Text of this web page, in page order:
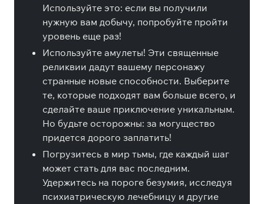
Используйте это: если вы получили
нужную вам добычу, попробуйте пройти
уровень еще раз!
Используйте амулеты! Эти священные
реликвии дадут вашему персонажу
странные новые способности. Выберите
те, которые подходят вам больше всего, и
сделайте ваше приключение уникальным.
Но будьте осторожны: за могущество
придется дорого заплатить!
Погрузитесь в мир тьмы, где каждый шаг
может стать для вас последним.
Удержитесь на пороге безумия, исследуя
психиатрическую лечебницу и другие